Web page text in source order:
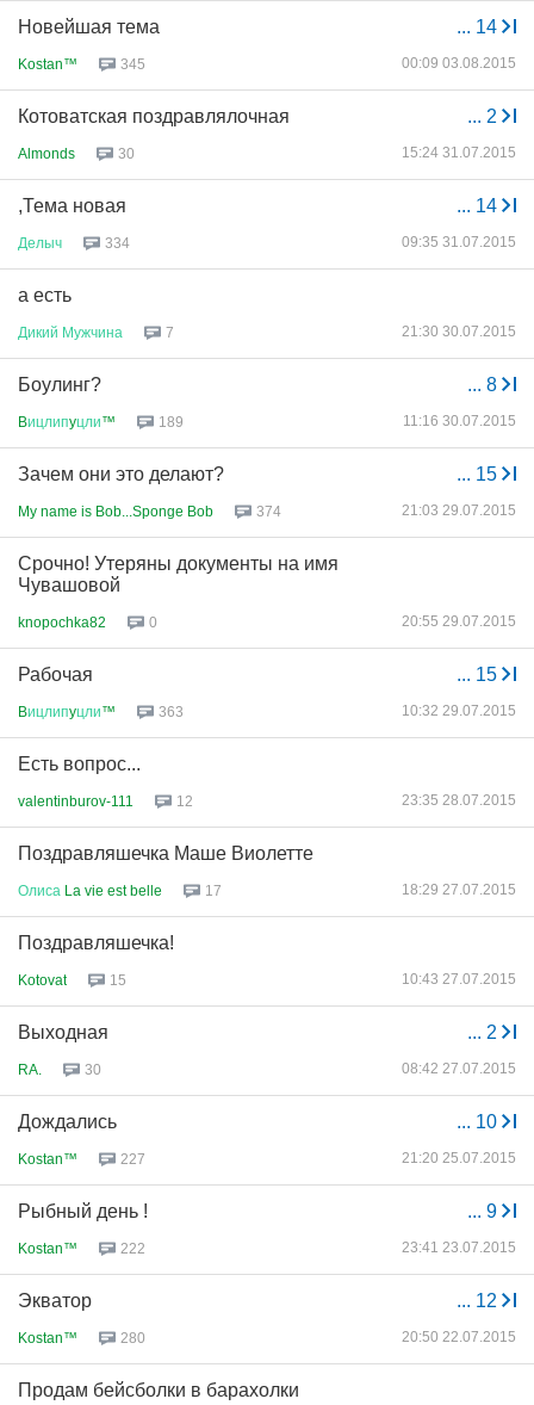
... 14
Новейшая тема
Kostan™ 345 00:09 03.08.2015
... 2
Котоватская поздравлялочная
Almonds 30 15:24 31.07.2015
... 14
,Тема новая
Делыч 334 09:35 31.07.2015
а есть
Дикий Мужчина 7 21:30 30.07.2015
... 8
Боулинг?
Bицлипyцли™ 189 11:16 30.07.2015
... 15
Зачем они это делают?
My name is Bob...Sponge Bob 374 21:03 29.07.2015
Срочно! Утеряны документы на имя
Чувашовой
knopochka82 0 20:55 29.07.2015
... 15
Рабочая
Bицлипyцли™ 363 10:32 29.07.2015
Есть вопрос...
valentinburov-111 12 23:35 28.07.2015
Поздравляшечка Маше Виолетте
Олиса La vie est belle 17 18:29 27.07.2015
Поздравляшечка!
Kotovat 15 10:43 27.07.2015
... 2
Выходная
RA. 30 08:42 27.07.2015
... 10
Дождались
Kostan™ 227 21:20 25.07.2015
... 9
Рыбный день !
Kostan™ 222 23:41 23.07.2015
... 12
Экватор
Kostan™ 280 20:50 22.07.2015
Продам бейсболки в барахолки